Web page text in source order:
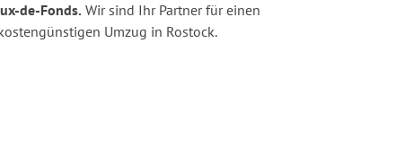
de-Fonds. Wir sind Ihr Partner für einen
Umzug in Rostock.